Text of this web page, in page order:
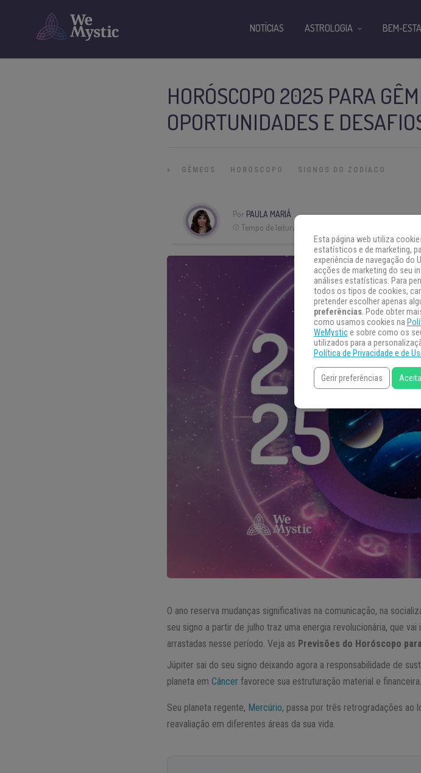
HORÓSCOPO 2025 PARA
OPORTUNIDADES E
» GÊMEOS HORÓSCOPO SIGNOS DO ZODÍACO
Por PAULA MARIÁ
Tempo de leitura:
O ano reserva mudanças significativas na comunicação, na
seu signo a partir de julho traz uma energia revolucionária, que
arrastadas nesse período. Veja as Previsões do Horóscopo
Júpiter sai do seu signo deixando agora a responsabilidade de
planeta emCâncer favorece sua estruturação material e financeira.
Seu planeta regente, Mercúrio, passa por três retrogradações ao
reavaliação em diferentes áreas da sua vida.
NOTÍCIAS ASTROLOGIA BEM-
Esta página web utiliza
estatísticos e de marketing,
experiência de navegação do
acções de marketing do seu
análises estatísticas. Para
todos os tipos de cookies,
pretender escolher apenas
preferências. Pode obter
como usamos cookies na
WeMystice sobre como os
utilizados para a
Política de Privacidade e de
Gerir preferências